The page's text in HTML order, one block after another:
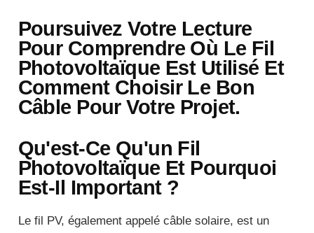
Poursuivez Votre Lecture
Pour Comprendre Où Le Fil
Photovoltaïque Est Utilisé Et
Comment Choisir Le Bon
Câble Pour Votre Projet.
Qu'est-Ce Qu'un Fil
Photovoltaïque Et Pourquoi
Est-Il Important ?
Le fil PV, également appelé câble solaire, est un